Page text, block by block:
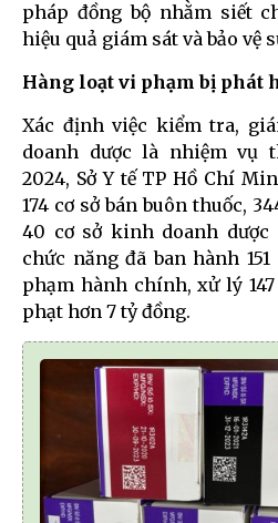
pháp đồng bộ nhằm siết
hiệu quả giám sát và bảo vệ
Hàng loạt vi phạm bị phát
Xác định việc kiểm tra,
doanh dược là nhiệm vụ
2024, Sở Y tế TP Hồ Chí
174 cơ sở bán buôn thuốc,
40 cơ sở kinh doanh dược
chức năng đã ban hành
phạm hành chính, xử lý
phạt hơn 7 tỷ đồng.